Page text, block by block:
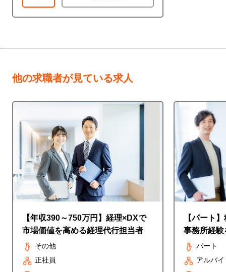
他の求職者が見ている求人
【年収390～750万円】経理×DXで
市場価値を高める経理代行担当者
その他
正社員
【パート
事務所経
◎時給
パート
アルバイ